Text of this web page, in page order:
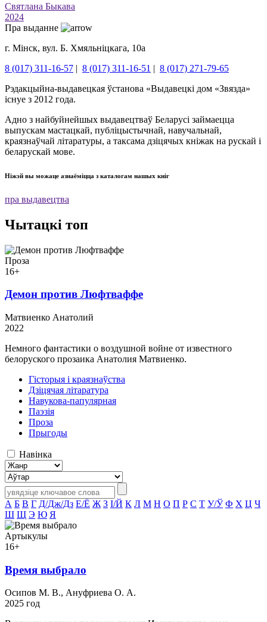
Святлана Быкава
2024
Пра выданне
г. Мінск, вул. Б. Хмяльніцкага, 10а
8 (017) 311-16-57 | 8 (017) 311-16-51 | 8 (017) 271-79-65
Рэдакцыйна-выдавецкая ўстанова «Выдавецкі дом «Звязда»
існуе з 2012 года.
Адно з найбуйнейшых выдавецтваў Беларусі займаецца
выпускам мастацкай, публіцыстычнай, навучальнай,
краязнаўчай літаратуры, а таксама дзіцячых кніжак на рускай і
беларускай мове.
Ніжэй вы можаце азнаёміцца ​​з каталогам нашых кніг
пра выдавецтва
Чытацкі топ
Проза
16+
Демон против Люфтваффе
Матвиенко Анатолий
2022
Немного фантастики о воздушной войне от известного
белоруского прозаика Анатолия Матвиенко.
Гісторыя і краязнаўства
Дзіцячая літаратура
Навукова-папулярная
Паэзія
Проза
Прыгоды
Навінка
А Б В Г Д/Дж/Дз Е/Ё Ж З І/Й К Л М Н О П Р С Т У/Ў Ф Х Ц Ч
Ш Щ Э Ю Я
Артыкулы
16+
Время выбрало
Осипов М. В., Ануфриева О. А.
2025 год